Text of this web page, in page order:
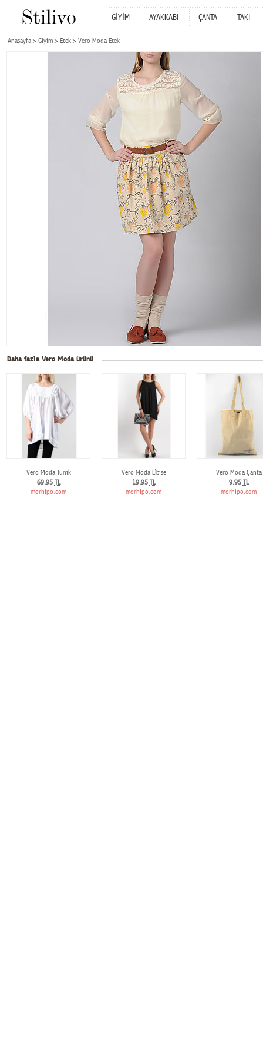
GİYİM AYAKKABI ÇANTA TAKI
Anasayfa Giyim Etek Vero Moda Etek
Daha fazla Vero Moda ürünü
Vero Moda Tunik
69.95 TL
morhipo.com
Vero Moda Elbise
19.95 TL
morhipo.com
Vero Moda Çanta
9.95 TL
morhipo.com